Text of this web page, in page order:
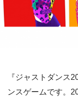
『ジャストダンス
ンスゲームです。